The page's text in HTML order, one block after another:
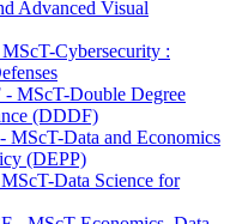
Advanced Visual
Cybersecurity :
MScT-Double Degree
(DDDF)
MScT-Data and Economics
(DEPP)
Data Science for